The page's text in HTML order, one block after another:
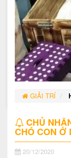
GIẢI TRÍ
CHỦ
CHÓ CON Ở
20/12/2020